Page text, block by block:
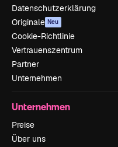
Datenschutzerklärung
Originale Neu
Cookie-Richtlinie
Vertrauenszentrum
Partner
Unternehmen
Unternehmen
Preise
Über uns